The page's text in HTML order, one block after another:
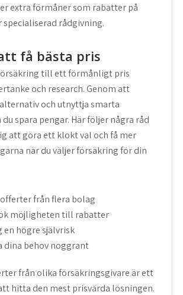
extra förmåner som rabatter på
rådgivning.
få bästa pris
till ett förmånligt pris
och research. Genom att
och utnyttja smarta
spara pengar. Här följer några råd
att göra ett klokt val och få mer
när du väljer försäkring för din
från flera bolag
möjligheten till rabatter
en högre självrisk
dina behov noggrant
från olika försäkringsgivare är ett
hitta den mest prisvärda lösningen.